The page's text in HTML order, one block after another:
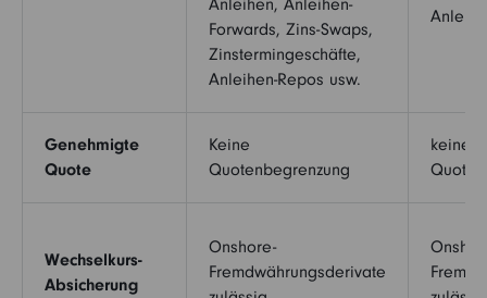
Forwards, Zins-Swaps,
Zinstermingeschäfte,
Anleihen-Repos usw.
Genehmigte
Quote
Keine
Quotenbegrenzung
keine
Wechselkurs-
Absicherung
Onshore-
Fremdwährungsderivate